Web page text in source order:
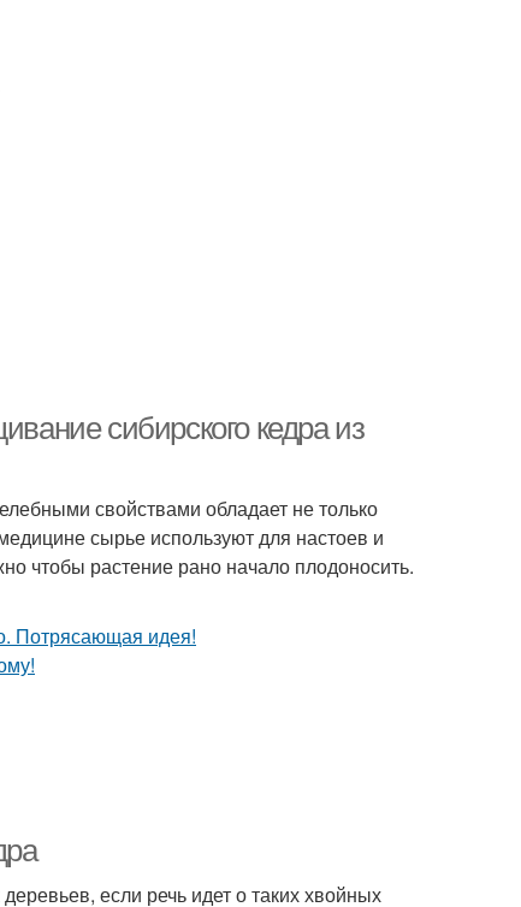
сибирского кедра из
свойствами обладает не только
сырье используют для настоев и
чтобы растение рано начало плодоносить.
если речь идет о таких хвойных